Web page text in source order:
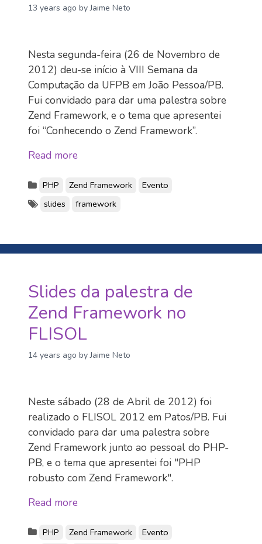
13 years ago by Jaime Neto
Nesta segunda-feira (26 de Novembro de
2012) deu-se início à VIII Semana da
Computação da UFPB em João Pessoa/PB.
Fui convidado para dar uma palestra sobre
Zend Framework, e o tema que apresentei
foi “Conhecendo o Zend Framework”.
Read more
PHP Zend Framework
Evento
slides
framework
Slides da palestra de
Zend Framework no
FLISOL
14 years ago by Jaime Neto
Neste sábado (28 de Abril de 2012) foi
realizado o FLISOL 2012 em Patos/PB. Fui
convidado para dar uma palestra sobre
Zend Framework junto ao pessoal do PHP-
PB, e o tema que apresentei foi "PHP
robusto com Zend Framework".
Read more
PHP Zend Framework Evento